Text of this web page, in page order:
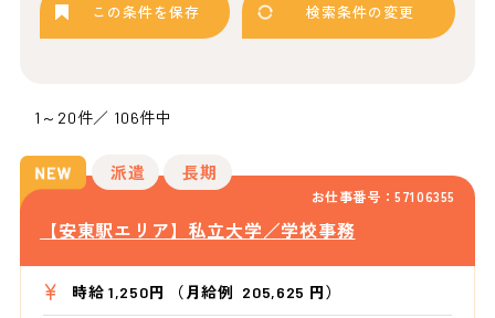
この条件を保存 検索条件の変更
1～20件／ 106件中
お仕事番号：57106355
派遣 長期
【安東駅エリア】私立大学／学校事務
時給 1,250円 （月給例 205,625 円）